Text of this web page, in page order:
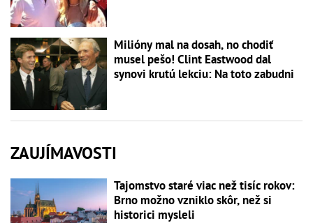
Milióny mal na dosah, no chodiť
musel pešo! Clint Eastwood dal
synovi krutú lekciu: Na toto zabudni
ZAUJÍMAVOSTI
Tajomstvo staré viac než tisíc rokov:
Brno možno vzniklo skôr, než si
historici mysleli